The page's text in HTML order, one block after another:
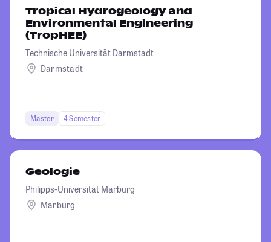
Tropical Hydrogeology and
Environmental Engineering
(TropHEE)
Technische Universität Darmstadt
Darmstadt
Master 4 Semester
Geologie
Philipps-Universität Marburg
Marburg